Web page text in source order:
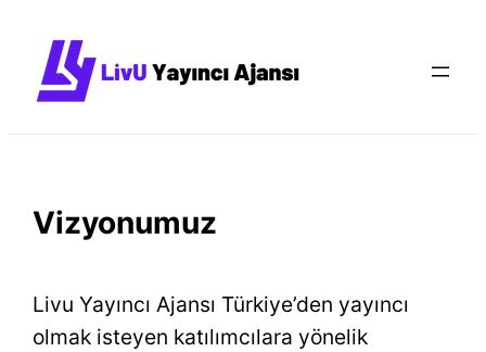
Vizyonumuz
Livu Yayıncı Ajansı Türkiye’den yayıncı
olmak isteyen katılımcılara yönelik